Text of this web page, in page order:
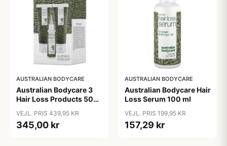
AUSTRALIAN BODYCARE
Australian Bodycare 3
Hair Loss Products 500
VEJL. PRIS 439,95 KR
345,00 kr
AUSTRALIAN BODYCARE
Australian Bodycare Hair
Loss Serum 100 ml
VEJL. PRIS 199,95 KR
157,29 kr